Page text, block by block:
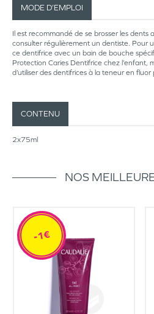
MODE D’EMPLOI
Il est recommandé de se brosser les dents
consulter régulièrement un dentiste. Pour
ce dentifrice avec un bain de bouche
Protection Caries Dentifrice chez l’enfant,
d’utiliser des dentifrices à la teneur en
CONTENU
2x75ml
NOS
-1€